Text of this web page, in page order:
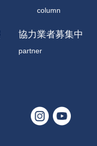
column
協力業者募集中
partner